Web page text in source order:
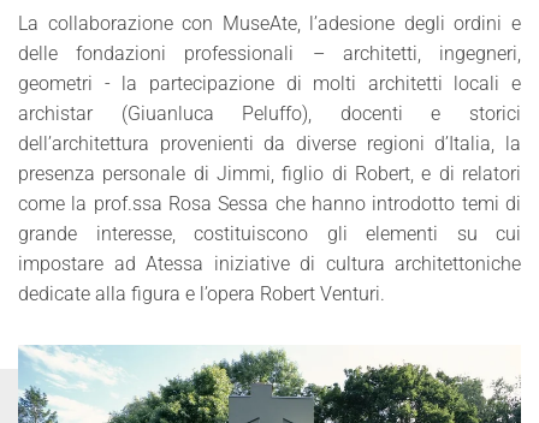
La collaborazione con MuseAte, l’adesione degli ordini e
delle fondazioni professionali – architetti, ingegneri,
geometri - la partecipazione di molti architetti locali e
archistar (Giuanluca Peluffo), docenti e storici
dell’architettura provenienti da diverse regioni d’Italia, la
presenza personale di Jimmi, figlio di Robert, e di relatori
come la prof.ssa Rosa Sessa che hanno introdotto temi di
grande interesse, costituiscono gli elementi su cui
impostare ad Atessa iniziative di cultura architettoniche
dedicate alla figura e l’opera Robert Venturi.